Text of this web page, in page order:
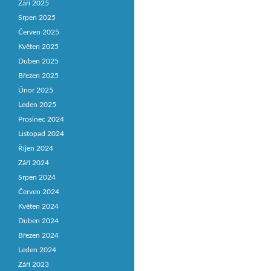
Září 2025
Srpen 2025
Červen 2025
Květen 2025
Duben 2025
Březen 2025
Únor 2025
Leden 2025
Prosinec 2024
Listopad 2024
Říjen 2024
Září 2024
Srpen 2024
Červen 2024
Květen 2024
Duben 2024
Březen 2024
Leden 2024
Září 2023